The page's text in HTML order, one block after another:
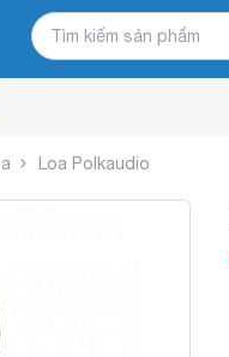
Loa Polkaudio